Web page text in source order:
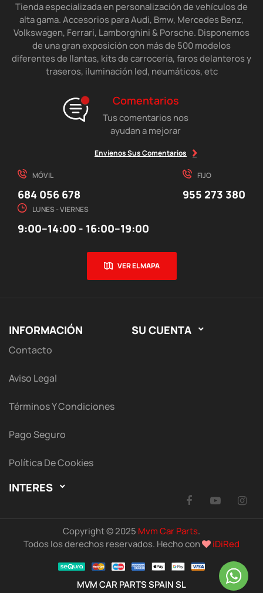
Tienda especializada en personalización de vehículos de
alta gama. Accesorios para Audi, Bmw, Mercedes Benz,
Volkswagen, Ferrari, Lamborghini & Porsche. Disponemos
de una gran exposición con más de 500 modelos
diferentes de llantas, kits de carrocería, faros delanteros y
traseros, iluminación led, neumáticos, etc
Comentarios
Tus comentarios nos
ayudan a mejorar
Envíenos Sus Comentarios
MÓVIL
684 056 678
FIJO
955 273 380
LUNES - VIERNES
9:00–14:00 - 16:00–19:00
VER EL MAPA
INFORMACIÓN
Contacto
Aviso Legal
Términos Y Condiciones
Pago Seguro
Política De Cookies
SU CUENTA 
INTERES 
Facebook
Copyright © 2025 Mvm Car Parts.
Todos los derechos reservados. Hecho con
iDiRed
MVM CAR PARTS SPAIN SL